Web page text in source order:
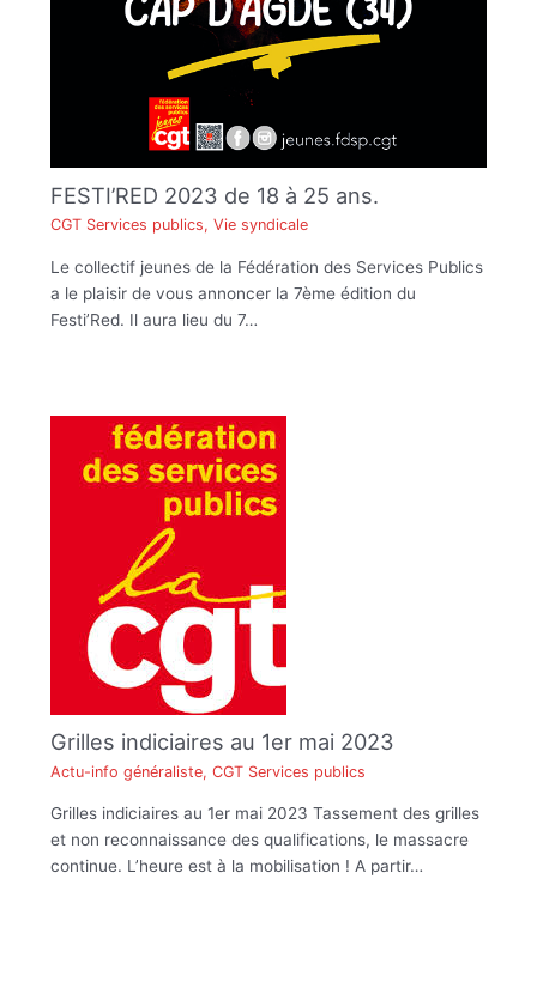
FESTI’RED 2023 de 18 à 25 ans.
CGT Services publics, Vie syndicale
Le collectif jeunes de la Fédération des Services Publics
a le plaisir de vous annoncer la 7ème édition du
Festi’Red. Il aura lieu du 7…
Grilles indiciaires au 1er mai 2023
Actu-info généraliste, CGT Services publics
Grilles indiciaires au 1er mai 2023 Tassement des grilles
et non reconnaissance des qualifications, le massacre
continue. L’heure est à la mobilisation ! A partir…